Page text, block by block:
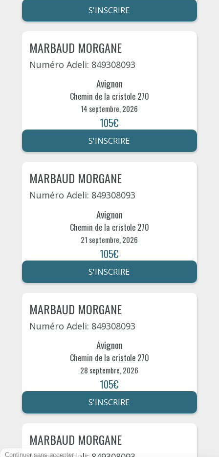
S'INSCRIRE
MARBAUD MORGANE
Numéro Adeli: 849308093
Avignon
Chemin de la cristole 270
14 septembre, 2026
105€
S'INSCRIRE
MARBAUD MORGANE
Numéro Adeli: 849308093
Avignon
Chemin de la cristole 270
21 septembre, 2026
105€
S'INSCRIRE
MARBAUD MORGANE
Numéro Adeli: 849308093
Avignon
Chemin de la cristole 270
28 septembre, 2026
105€
S'INSCRIRE
MARBAUD MORGANE